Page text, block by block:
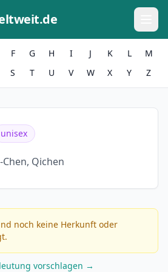
F G H I J K L
M
S T U V W X Y Z
unisex
Chen, Qichen
noch keine Herkunft oder
vorschlagen →